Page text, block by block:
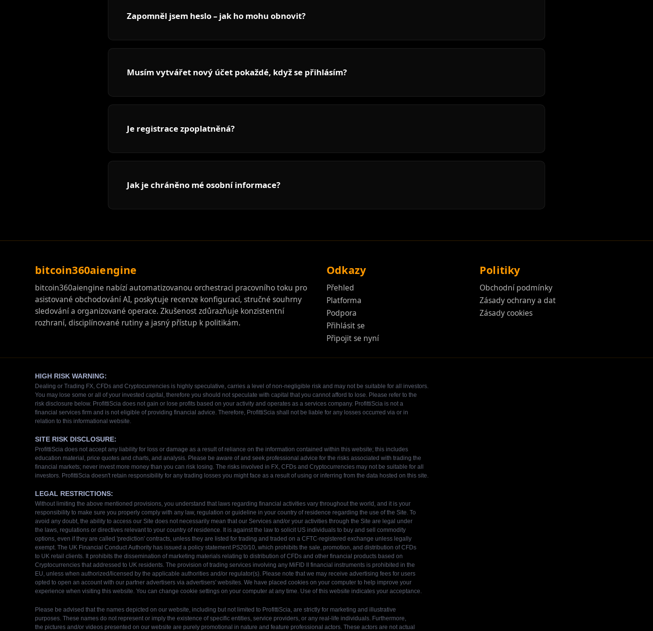
Zapomněl jsem heslo – jak ho mohu obnovit?
Musím vytvářet nový účet pokaždé, když se přihlásím?
Je registrace zpoplatněná?
Jak je chráněno mé osobní informace?
bitcoin360aiengine
bitcoin360aiengine nabízí automatizovanou orchestraci pracovního toku pro
asistované obchodování AI, poskytuje recenze konfigurací, stručné souhrny
sledování a organizované operace. Zkušenost zdůrazňuje konzistentní
rozhraní, disciplínované rutiny a jasný přístup k politikám.
Odkazy
Přehled
Platforma
Podpora
Přihlásit se
Připojit se nyní
Politiky
Obchodní podmínky
Zásady ochrany a dat
Zásady cookies